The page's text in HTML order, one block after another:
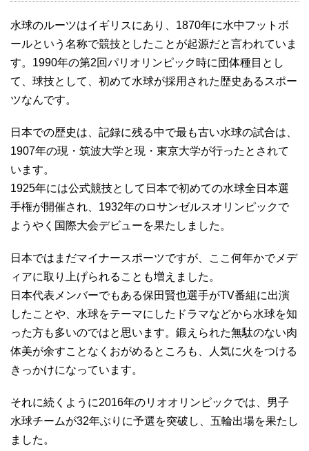
水球のルーツはイギリスにあり、1870年に水中フットボ
ールという名称で競技としたことが起源だと言われていま
す。1990年の第2回パリオリンピック時に団体種目とし
て、球技として、初めて水球が採用された歴史あるスポー
ツなんです。
日本での歴史は、記録に残る中で最も古い水球の試合は、
1907年の現・筑波大学と現・東京大学が行ったとされて
います。
1925年には公式競技として日本で初めての水球全日本選
手権が開催され、1932年のロサンゼルスオリンピックで
ようやく国際大会デビューを果たしました。
日本ではまだマイナースポーツですが、ここ何年かでメデ
ィアに取り上げられることも増えました。
日本代表メンバーでもある保田賢也選手がTV番組に出演
したことや、水球をテーマにしたドラマなどから水球を知
った方も多いのではと思います。鍛えられた無駄のない肉
体美が余すことなくおがめるところも、人気に火をつける
きっかけになっています。
それに続くように2016年のリオオリンピックでは、男子
水球チームが32年ぶりに予選を突破し、五輪出場を果たし
ました。